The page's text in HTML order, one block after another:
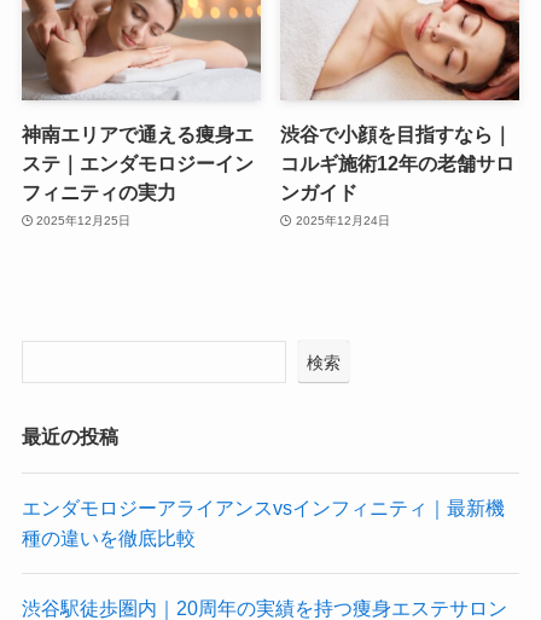
神南エリアで通える痩身エ
ステ｜エンダモロジーイン
フィニティの実力
2025年12月25日
渋谷で小顔を目指すなら｜
コルギ施術12年の老舗サロ
ンガイド
2025年12月24日
検索
最近の投稿
エンダモロジーアライアンスvsインフィニティ｜最新機
種の違いを徹底比較
渋谷駅徒歩圏内｜20周年の実績を持つ痩身エステサロン